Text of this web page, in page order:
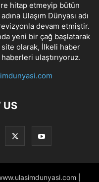
hitap etmeyip bütün
Ulaşım Dünyası adı
devam etmiştir.
yeni bir çağ başlatarak
site olarak, İlkeli haber
ulaştırıyoruz.
US
|